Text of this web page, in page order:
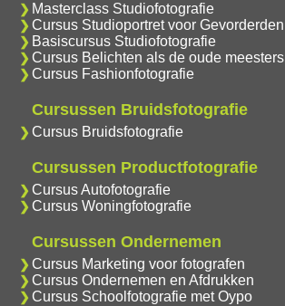
Masterclass Studiofotografie
Cursus Studioportret voor Gevorderden
Basiscursus Studiofotografie
Cursus Belichten als de oude meesters
Cursus Fashionfotografie
Cursussen Bruidsfotografie
Cursus Bruidsfotografie
Cursussen Productfotografie
Cursus Autofotografie
Cursus Woningfotografie
Cursussen Ondernemen
Cursus Marketing voor fotografen
Cursus Ondernemen en Afdrukken
Cursus Schoolfotografie met Oypo